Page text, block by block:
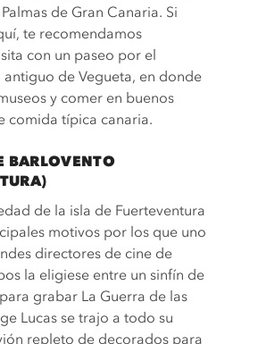
de Gran Canaria. Si
te recomendamos
con un paseo por el
de Vegueta, en donde
y comer en buenos
comida típica canaria.
BARLOVENTO
de la isla de Fuerteventura
motivos por los que uno
directores de cine de
la eligiese entre un sinfín de
grabar La Guerra de las
Lucas se trajo a todo su
repleto de decorados para